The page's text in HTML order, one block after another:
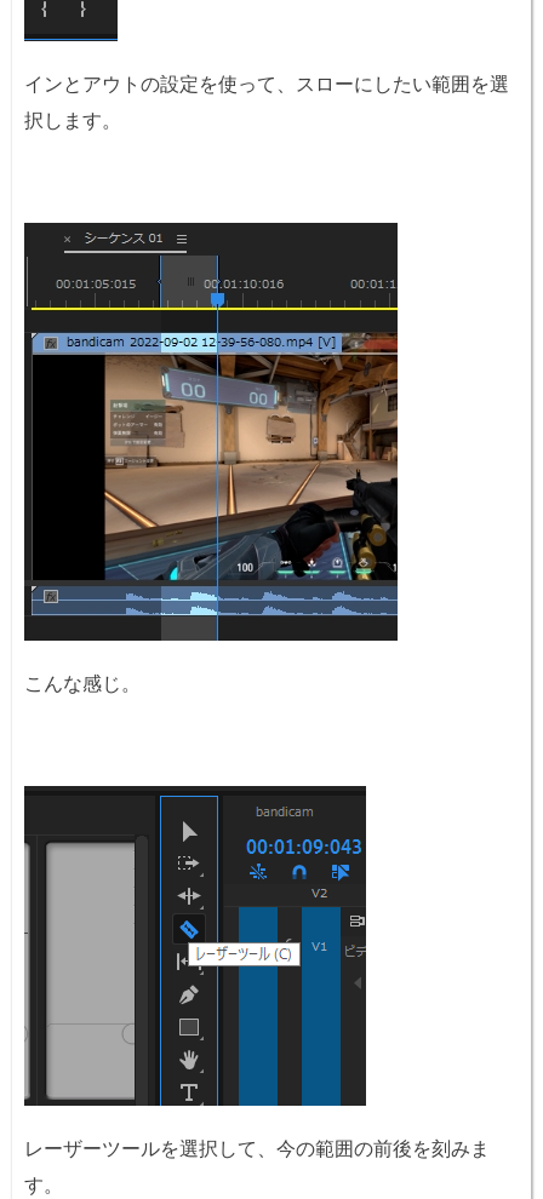
インとアウトの設定を使って、スローにしたい範囲を選
択します。
こんな感じ。
レーザーツールを選択して、今の範囲の前後を刻みま
す。